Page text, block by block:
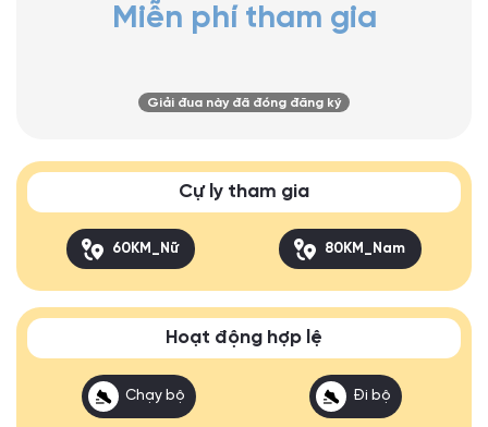
Miễn phí tham gia
Giải đua này đã đóng đăng ký
Cự ly tham gia
60KM_Nữ 80KM_Nam
Hoạt động hợp lệ
Chạy bộ Đi bộ